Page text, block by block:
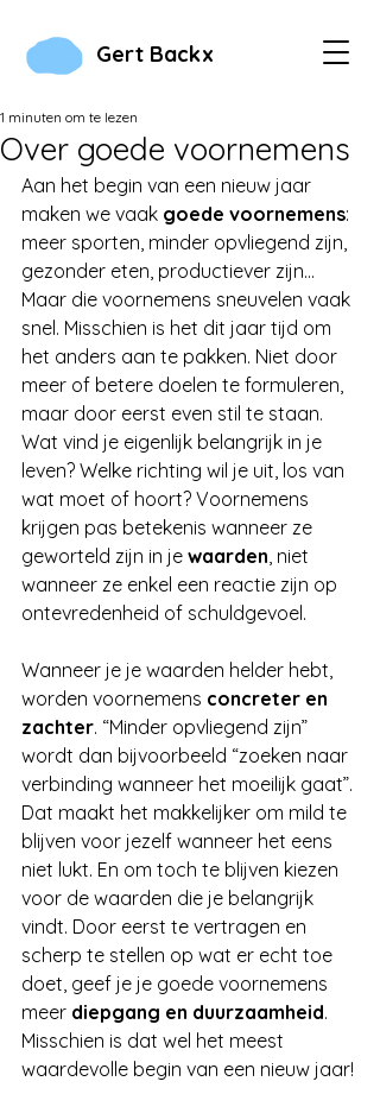
Gert Backx
Over goede voornemens
1 minuten om te lezen
Aan het begin van een nieuw jaar
maken we vaak goede voornemens:
meer sporten, minder opvliegend zijn,
gezonder eten, productiever zijn...
Maar die voornemens sneuvelen vaak
snel. Misschien is het dit jaar tijd om
het anders aan te pakken. Niet door
meer of betere doelen te formuleren,
maar door eerst even stil te staan.
Wat vind je eigenlijk belangrijk in je
leven? Welke richting wil je uit, los van
wat moet of hoort? Voornemens
krijgen pas betekenis wanneer ze
geworteld zijn in je waarden, niet
wanneer ze enkel een reactie zijn op
ontevredenheid of schuldgevoel.
Wanneer je je waarden helder hebt,
worden voornemens concreter en
zachter. “Minder opvliegend zijn”
wordt dan bijvoorbeeld “zoeken naar
verbinding wanneer het moeilijk gaat”.
Dat maakt het makkelijker om mild te
blijven voor jezelf wanneer het eens
niet lukt. En om toch te blijven kiezen
voor de waarden die je belangrijk
vindt. Door eerst te vertragen en
scherp te stellen op wat er echt toe
doet, geef je je goede voornemens
meer diepgang en duurzaamheid.
Misschien is dat wel het meest
waardevolle begin van een nieuw jaar!